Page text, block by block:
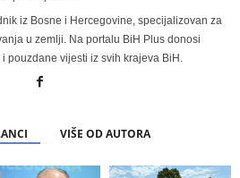
iz Bosne i Hercegovine, specijalizovan za
u zemlji. Na portalu BiH Plus donosi
pouzdane vijesti iz svih krajeva BiH.
VIŠE OD AUTORA